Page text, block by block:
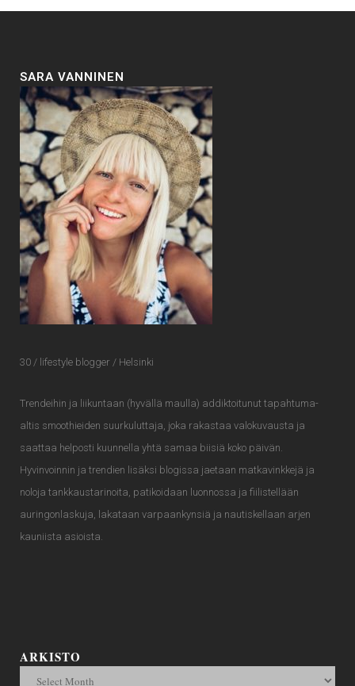
SARA VANNINEN
30 / lifestyle blogger / Helsinki
Trendeihin ja liikuntaan (hyvällä maulla) addiktoitunut tapahtuma-
altis smoothieiden suurkuluttaja, joka rakastaa valokuvausta ja
saattaa helposti kuunnella yhtä samaa biisiä koko päivän.
Hyvinvoinnin ja trendien lisäksi blogissa jaetaan matkavinkkejä ja
noloja tankkaustarinoita, patikoidaan luonnossa ja fiilistellään
auringonlaskuja, lakataan varpaankynsiä ja nautiskellaan arjen
kauniista asioista.
ARKISTO